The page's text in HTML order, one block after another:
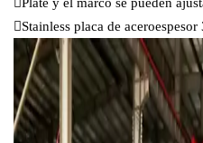
Plate y el marco se pueden
Stainless placa de aceroespesor